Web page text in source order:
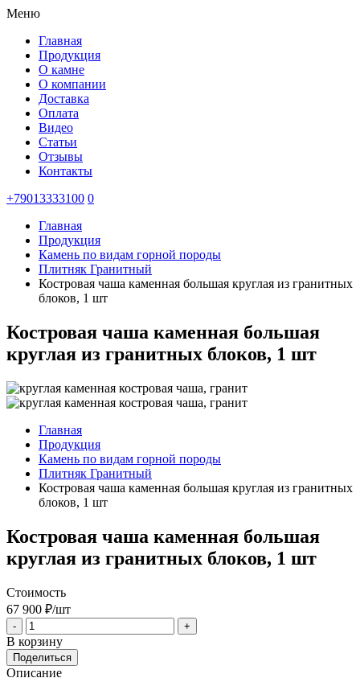
Меню
Главная
Продукция
О камне
О компании
Доставка
Оплата
Видео
Статьи
Отзывы
Контакты
+79013333100 0
Главная
Продукция
Камень по видам горной породы
Плитняк Гранитный
Костровая чаша каменная большая круглая из гранитных
блоков, 1 шт
Костровая чаша каменная большая
круглая из гранитных блоков, 1 шт
Главная
Продукция
Камень по видам горной породы
Плитняк Гранитный
Костровая чаша каменная большая круглая из гранитных
блоков, 1 шт
Костровая чаша каменная большая
круглая из гранитных блоков, 1 шт
Стоимость
67 900 ₽/шт
- +
В корзину
Поделиться
Описание